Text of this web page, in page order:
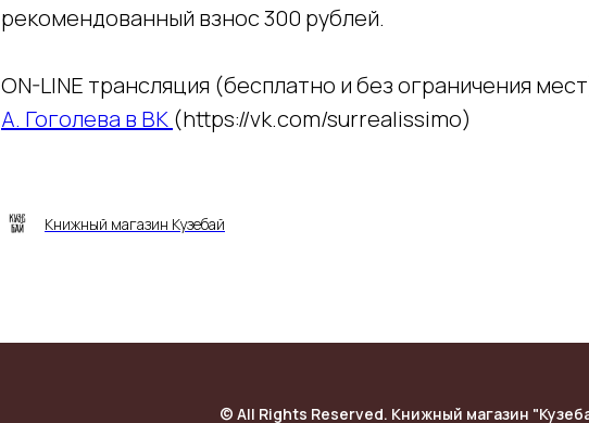
рекомендованный взнос 300 рублей.
ON-LINE трансляция (бесплатно и без ограничения
А. Гоголева в ВК (https://vk.com/surrealissimo)
Книжный магазин Кузебай
© All Rights Reserved. Книжный магазин